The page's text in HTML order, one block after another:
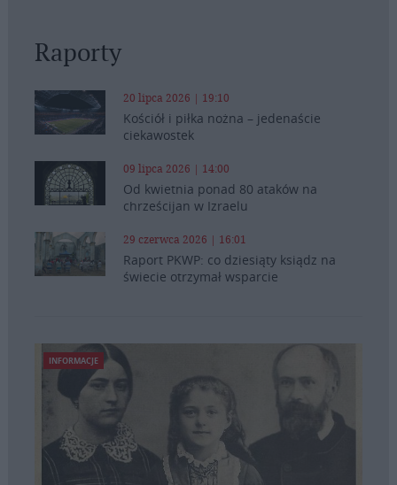
Raporty
20 lipca 2026 | 19:10
Kościół i piłka nożna – jedenaście
ciekawostek
09 lipca 2026 | 14:00
Od kwietnia ponad 80 ataków na
chrześcijan w Izraelu
29 czerwca 2026 | 16:01
Raport PKWP: co dziesiąty ksiądz na
świecie otrzymał wsparcie
INFORMACJE